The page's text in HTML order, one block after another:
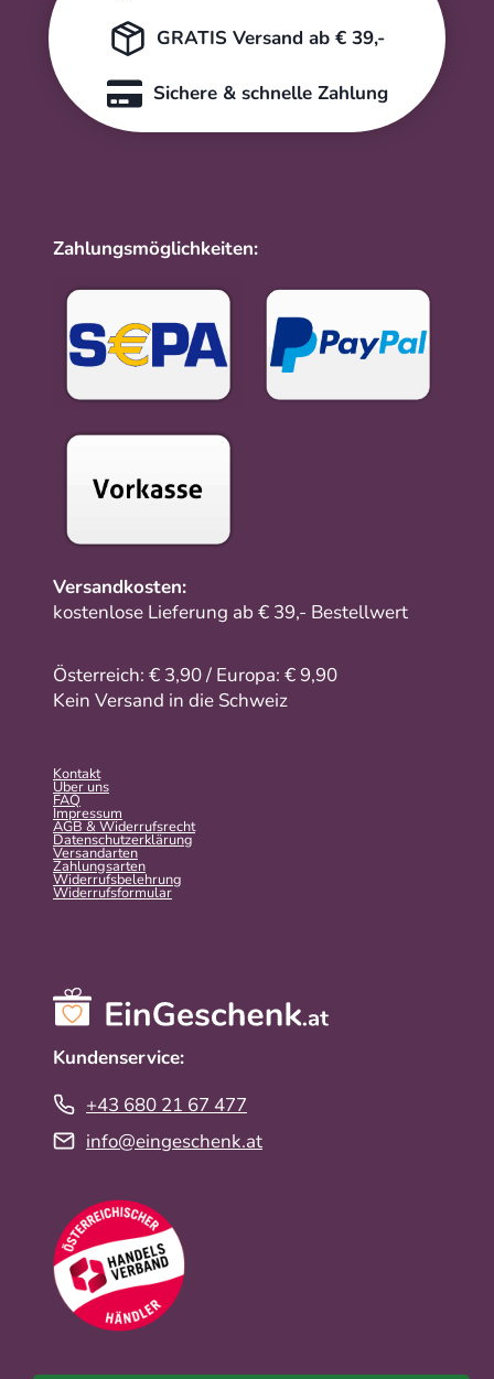
GRATIS Versand ab € 39,-
Sichere & schnelle Zahlung
Zahlungsmöglichkeiten:
Versandkosten:
kostenlose Lieferung ab € 39,- Bestellwert
Österreich: € 3,90 / Europa: € 9,90
Kein Versand in die Schweiz
Kontakt
Über uns
FAQ
Impressum
AGB & Widerrufsrecht
Datenschutzerklärung
Versandarten
Zahlungsarten
Widerrufsbelehrung
Widerrufs­formular
Kundenservice:
+43 680 21 67 477
info@eingeschenk.at